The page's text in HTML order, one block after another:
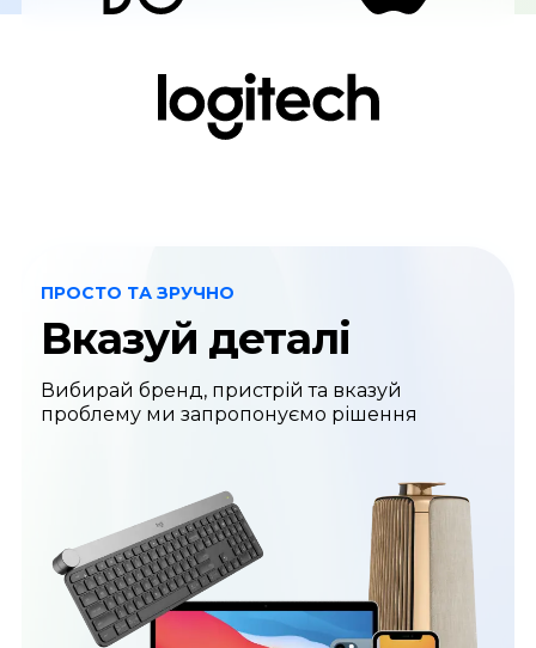
ПРОСТО ТА ЗРУЧНО
Вказуй деталі
Вибирай бренд, пристрій та вказуй
проблему ми запропонуємо рішення